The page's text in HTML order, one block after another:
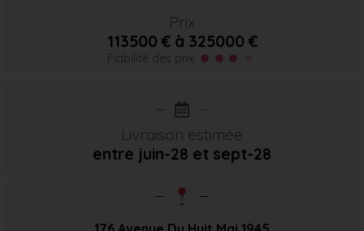
Prix
113500 € à 325000 €
Fiabilité des prix
Livraison estimée
entre juin-28 et sept-28